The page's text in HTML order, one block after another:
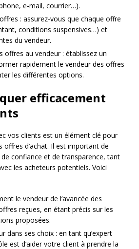
e-mail, courrier…).
: assurez-vous que chaque offre
conditions suspensives…) et
du vendeur.
offres au vendeur : établissez un
rapidement le vendeur des offres
les différentes options.
efficacement
vos clients est un élément clé pour
offres d’achat. Il est important de
confiance et de transparence, tant
les acheteurs potentiels. Voici
le vendeur de l’avancée des
reçues, en étant précis sur les
proposées.
dans ses choix : en tant qu’expert
est d’aider votre client à prendre la